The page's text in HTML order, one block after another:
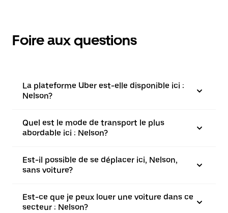
Foire aux questions
La plateforme Uber est-elle disponible ici :
Nelson?
Quel est le mode de transport le plus
abordable ici : Nelson?
Est-il possible de se déplacer ici, Nelson,
sans voiture?
Est-ce que je peux louer une voiture dans ce
secteur : Nelson?